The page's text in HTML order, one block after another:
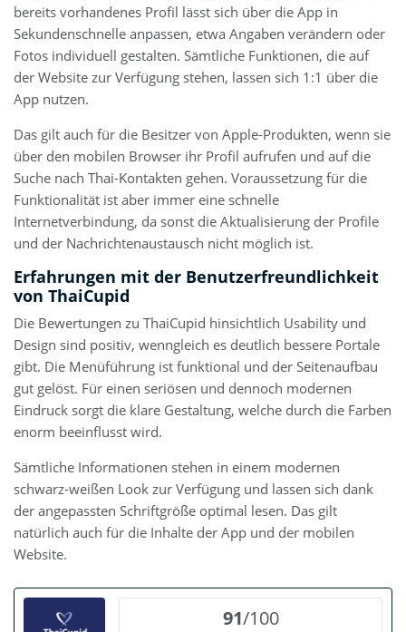
bereits vorhandenes Profil lässt sich über die App in
Sekundenschnelle anpassen, etwa Angaben verändern oder
Fotos individuell gestalten. Sämtliche Funktionen, die auf
der Website zur Verfügung stehen, lassen sich 1:1 über die
App nutzen.
Das gilt auch für die Besitzer von Apple-Produkten, wenn sie
über den mobilen Browser ihr Profil aufrufen und auf die
Suche nach Thai-Kontakten gehen. Voraussetzung für die
Funktionalität ist aber immer eine schnelle
Internetverbindung, da sonst die Aktualisierung der Profile
und der Nachrichtenaustausch nicht möglich ist.
Erfahrungen mit der Benutzerfreundlichkeit
von ThaiCupid
Die Bewertungen zu ThaiCupid hinsichtlich Usability und
Design sind positiv, wenngleich es deutlich bessere Portale
gibt. Die Menüführung ist funktional und der Seitenaufbau
gut gelöst. Für einen seriösen und dennoch modernen
Eindruck sorgt die klare Gestaltung, welche durch die Farben
enorm beeinflusst wird.
Sämtliche Informationen stehen in einem modernen
schwarz-weißen Look zur Verfügung und lassen sich dank
der angepassten Schriftgröße optimal lesen. Das gilt
natürlich auch für die Inhalte der App und der mobilen
Website.
91/100